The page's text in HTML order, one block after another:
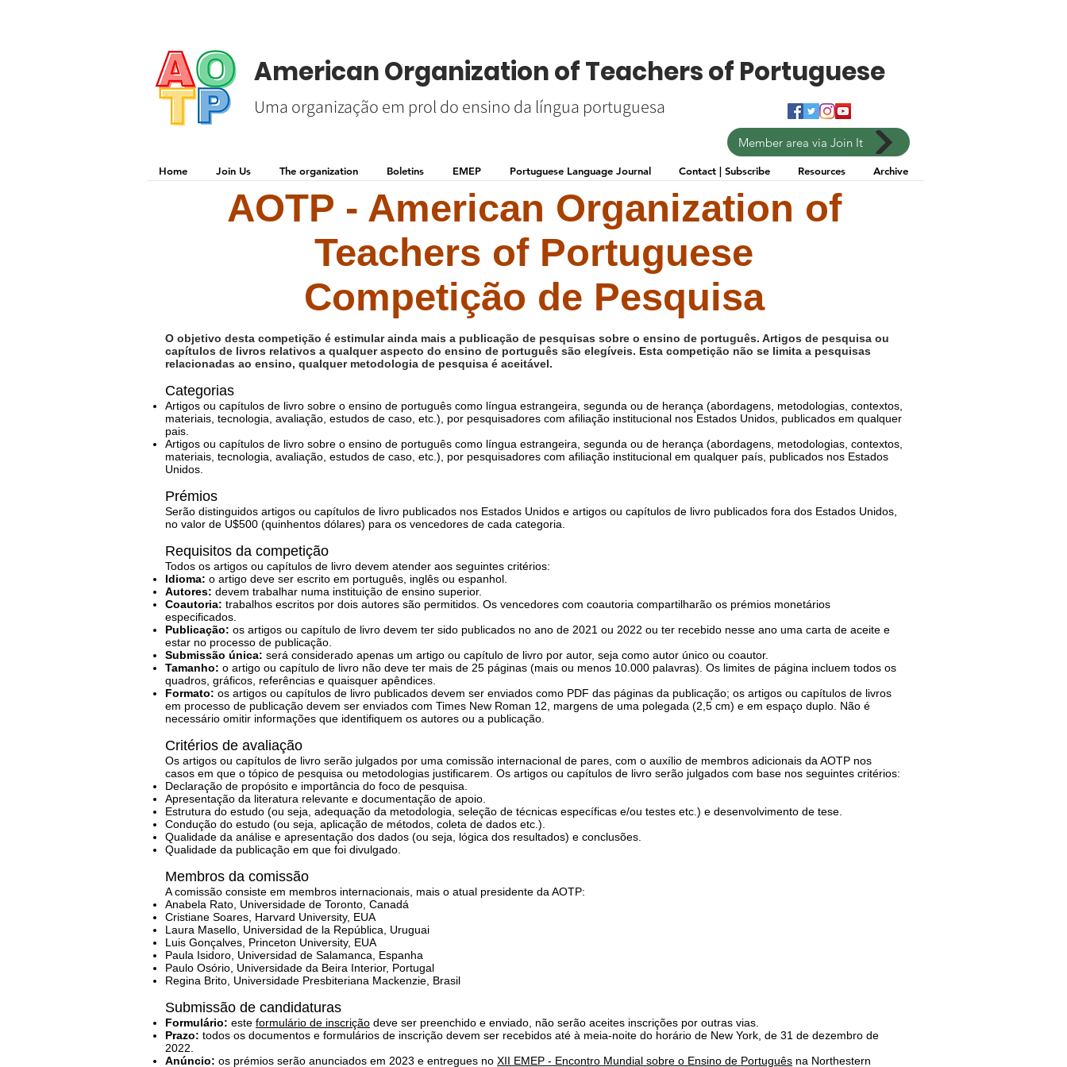
American Organization of Teachers of Portuguese
Uma organização em prol do ensino da língua portuguesa
Member area via Join It
Home Join Us The organization Boletins EMEP Portuguese Language Journal Contact | Subscribe Resources Archive
AOTP - American Organization of
Teachers of Portuguese
Competição de Pesquisa
O objetivo desta competição é estimular ainda mais a publicação de pesquisas sobre o ensino de português. Artigos de pesquisa ou
capítulos de livros relativos a qualquer aspecto do ensino de português são elegíveis. Esta competição não se limita a pesquisas
relacionadas ao ensino, qualquer metodologia de pesquisa é aceitável.
Categorias
Artigos ou capítulos de livro sobre o ensino de português como língua estrangeira, segunda ou de herança (abordagens, metodologias, contextos,
materiais, tecnologia, avaliação, estudos de caso, etc.), por pesquisadores com afiliação institucional nos Estados Unidos, publicados em qualquer
pais.
Artigos ou capítulos de livro sobre o ensino de português como língua estrangeira, segunda ou de herança (abordagens, metodologias, contextos,
materiais, tecnologia, avaliação, estudos de caso, etc.), por pesquisadores com afiliação institucional em qualquer país, publicados nos Estados
Unidos.
Prémios
Serão distinguidos artigos ou capítulos de livro publicados nos Estados Unidos e artigos ou capítulos de livro publicados fora dos Estados Unidos,
no valor de U$500 (quinhentos dólares) para os vencedores de cada categoria.
Requisitos da competição
Todos os artigos ou capítulos de livro devem atender aos seguintes critérios:
Idioma: o artigo deve ser escrito em português, inglês ou espanhol.
Autores: devem trabalhar numa instituição de ensino superior.
Coautoria: trabalhos escritos por dois autores são permitidos. Os vencedores com coautoria compartilharão os prémios monetários
especificados.
Publicação: os artigos ou capítulo de livro devem ter sido publicados no ano de 2021 ou 2022 ou ter recebido nesse ano uma carta de aceite e
estar no processo de publicação.
Submissão única: será considerado apenas um artigo ou capítulo de livro por autor, seja como autor único ou coautor.
Tamanho: o artigo ou capítulo de livro não deve ter mais de 25 páginas (mais ou menos 10.000 palavras). Os limites de página incluem todos os
quadros, gráficos, referências e quaisquer apêndices.
Formato: os artigos ou capítulos de livro publicados devem ser enviados como PDF das páginas da publicação; os artigos ou capítulos de livros
em processo de publicação devem ser enviados com Times New Roman 12, margens de uma polegada (2,5 cm) e em espaço duplo. Não é
necessário omitir informações que identifiquem os autores ou a publicação.​
Critérios de avaliação
Os artigos ou capítulos de livro serão julgados por uma comissão internacional de pares, com o auxílio de membros adicionais da AOTP nos
casos em que o tópico de pesquisa ou metodologias justificarem. Os artigos ou capítulos de livro serão julgados com base nos seguintes critérios:
Declaração de propósito e importância do foco de pesquisa.
Apresentação da literatura relevante e documentação de apoio.
Estrutura do estudo (ou seja, adequação da metodologia, seleção de técnicas específicas e/ou testes etc.) e desenvolvimento de tese.
Condução do estudo (ou seja, aplicação de métodos, coleta de dados etc.).
Qualidade da análise e apresentação dos dados (ou seja, lógica dos resultados) e conclusões.
Qualidade da publicação em que foi divulgado.
Membros da comissão
A comissão consiste em membros internacionais, mais o atual presidente da AOTP:
Anabela Rato, Universidade de Toronto, Canadá
Cristiane Soares, Harvard University, EUA
Laura Masello, Universidad de la República, Uruguai
Luis Gonçalves, Princeton University, EUA
Paula Isidoro, Universidad de Salamanca, Espanha
Paulo Osório, Universidade da Beira Interior, Portugal
Regina Brito, Universidade Presbiteriana Mackenzie, Brasil
Submissão de candidaturas
Formulário: este formulário de inscrição deve ser preenchido e enviado, não serão aceites inscrições por outras vias.
Prazo: todos os documentos e formulários de inscrição devem ser recebidos até à meia-noite do horário de New York, de 31 de dezembro de
2022.
Anúncio: os prémios serão anunciados em 2023 e entregues no XII EMEP - Encontro Mundial sobre o Ensino de Português na Northestern